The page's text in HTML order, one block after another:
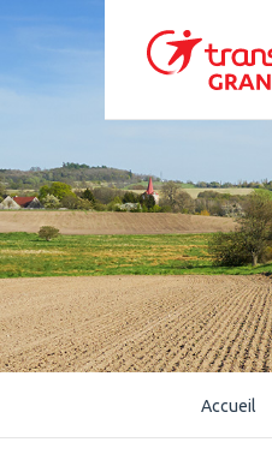
Accueil